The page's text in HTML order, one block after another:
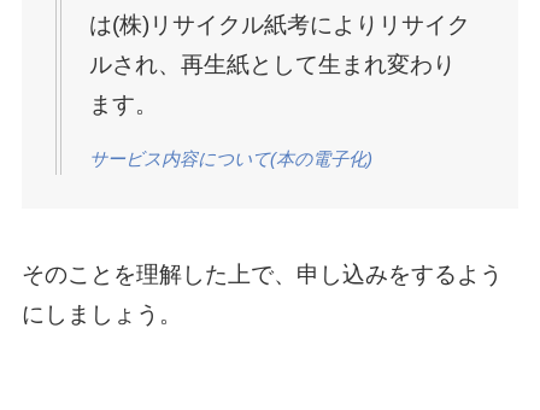
は(株)リサイクル紙考によりリサイク
ルされ、再生紙として生まれ変わり
ます。
サービス内容について(本の電子化)
そのことを理解した上で、申し込みをするよう
にしましょう。